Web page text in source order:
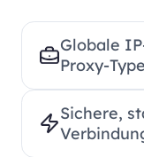
Globale
Proxy-
Sichere,